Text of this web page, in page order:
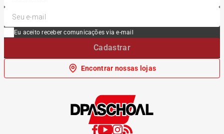
Eu aceito receber comunicações via e-mail
Cadastrar
Encontrar nossas lojas